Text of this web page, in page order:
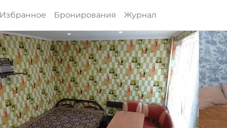
Избранное Бронирования Журнал